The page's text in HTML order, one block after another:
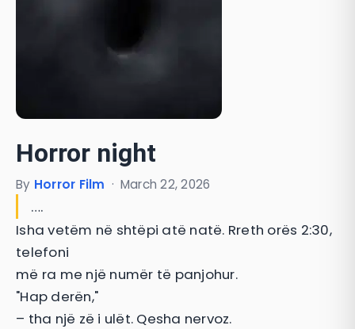
Horror night
By Horror Film · March 22, 2026
….
Isha vetëm në shtëpi atë natë. Rreth orës 2:30,
telefoni
më ra me një numër të panjohur.
"Hap derën,"
– tha një zë i ulët. Qesha nervoz.